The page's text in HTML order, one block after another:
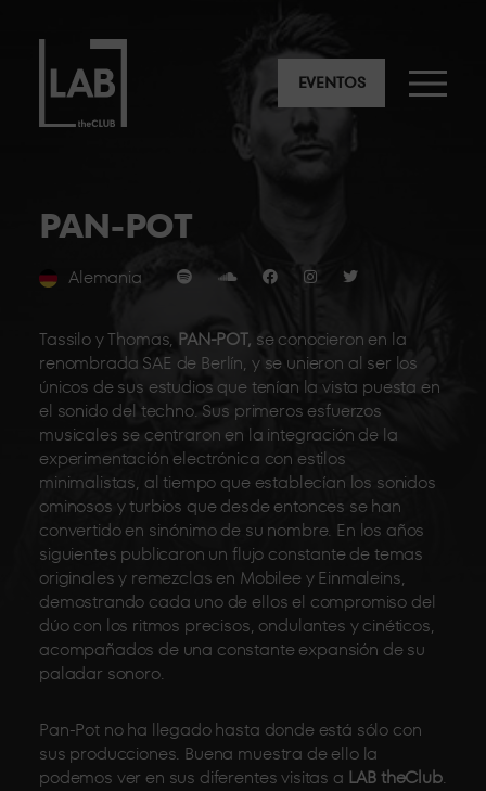
EVENTOS
PAN-POT
Alemania
Tassilo y Thomas, PAN-POT, se conocieron en la
renombrada SAE de Berlín, y se unieron al ser los
únicos de sus estudios que tenían la vista puesta en
el sonido del techno. Sus primeros esfuerzos
musicales se centraron en la integración de la
experimentación electrónica con estilos
minimalistas, al tiempo que establecían los sonidos
ominosos y turbios que desde entonces se han
convertido en sinónimo de su nombre. En los años
siguientes publicaron un flujo constante de temas
originales y remezclas en Mobilee y Einmaleins,
demostrando cada uno de ellos el compromiso del
dúo con los ritmos precisos, ondulantes y cinéticos,
acompañados de una constante expansión de su
paladar sonoro.
Pan-Pot no ha llegado hasta donde está sólo con
sus producciones. Buena muestra de ello la
podemos ver en sus diferentes visitas a LAB theClub.